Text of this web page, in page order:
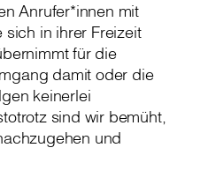
Anrufer*innen mit
in ihrer Freizeit
für die
damit oder die
keinerlei
sind wir bemüht,
und